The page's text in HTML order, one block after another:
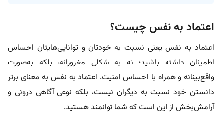
اعتماد به نفس چیست؟
اعتماد به نفس یعنی نسبت به خودتان و توانایی‌هایتان احساس
اطمینان داشته باشید؛ نه به‌ شکلی مغرورانه، بلکه به‌صورت
واقع‌بینانه و همراه با احساس امنیت. اعتماد به نفس به معنای برتر
دانستن خود نسبت به دیگران نیست، بلکه نوعی آگاهی درونی و
آرامش‌بخش از این است که شما توانمند هستید.